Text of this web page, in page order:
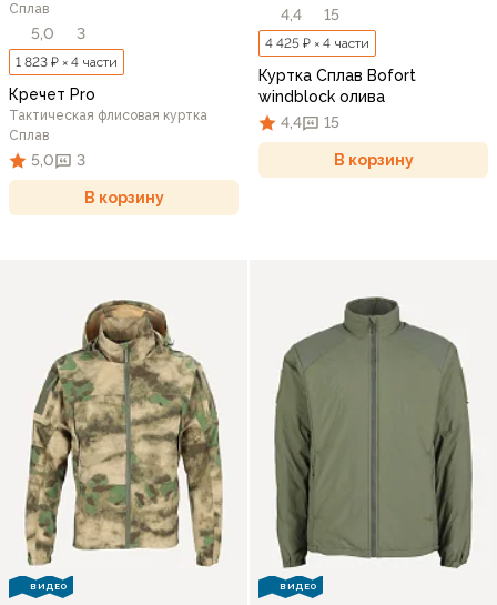
Сплав
5,0 3
1 823 ₽ × 4 части
Кречет Pro
Тактическая флисовая куртка
Сплав
5,0 3
В корзину
4,4
15
4 425 ₽ × 4 части
Куртка Сплав Bofort
windblock олива
4,4
15
В корзину
ВИДЕО ВИДЕО